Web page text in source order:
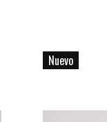
Nuevo